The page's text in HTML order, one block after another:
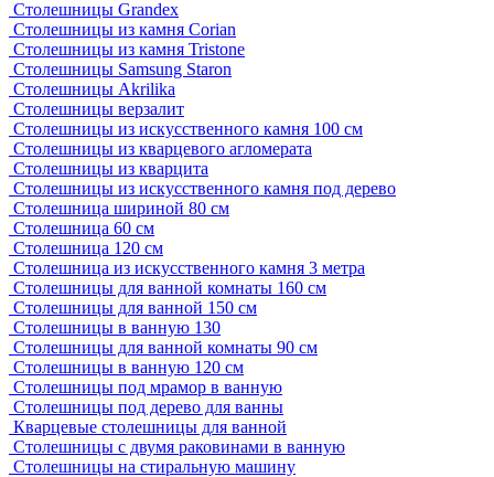
Столешницы Grandex
Столешницы из камня Corian
Столешницы из камня Tristone
Столешницы Samsung Staron
Столешницы Akrilika
Столешницы верзалит
Столешницы из искусственного камня 100 см
Столешницы из кварцевого агломерата
Столешницы из кварцита
Столешницы из искусственного камня под дерево
Столешница шириной 80 см
Столешница 60 см
Столешница 120 см
Столешница из искусственного камня 3 метра
Столешницы для ванной комнаты 160 см
Столешницы для ванной 150 см
Столешницы в ванную 130
Столешницы для ванной комнаты 90 см
Столешницы в ванную 120 см
Столешницы под мрамор в ванную
Столешницы под дерево для ванны
Кварцевые столешницы для ванной
Столешницы с двумя раковинами в ванную
Столешницы на стиральную машину